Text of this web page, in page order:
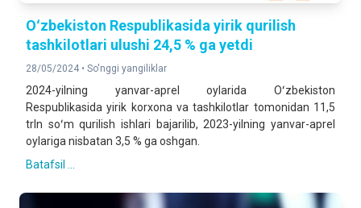
Oʻzbekiston Respublikasida yirik qurilish
tashkilotlari ulushi 24,5 % ga yetdi
28/05/2024 • So'nggi yangiliklar
2024-yilning yanvar-aprel oylarida Oʻzbekiston
Respublikasida yirik korxona va tashkilotlar tomonidan 11,5
trln soʻm qurilish ishlari bajarilib, 2023-yilning yanvar-aprel
oylariga nisbatan 3,5 % ga oshgan.
Batafsil ...